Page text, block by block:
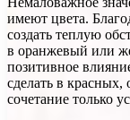
имеют цвета.
создать теплую
в оранжевый или
позитивное
сделать в
сочетание только